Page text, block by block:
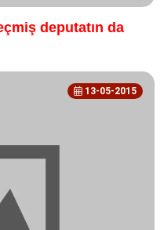
deputatın da
13-05-2015